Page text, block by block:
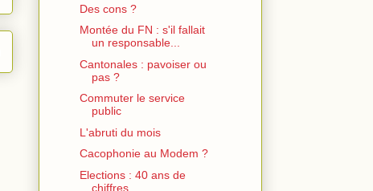
Des cons ?
Montée du FN : s'il fallait
un responsable...
Cantonales : pavoiser ou
pas ?
Commuter le service
public
L'abruti du mois
Cacophonie au Modem ?
Elections : 40 ans de
chiffres